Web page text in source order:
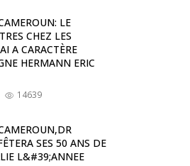
LE
CHEZ LES
A CARACTÈRE
HERMANN ERIC
14639
SES 50 ANS DE
L&#39;ANNEE